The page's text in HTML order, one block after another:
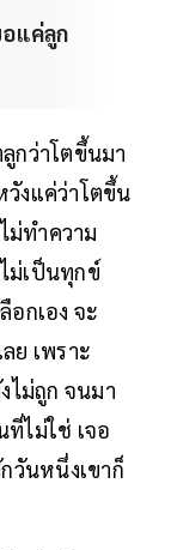
แค่ลูก
กว่าโตขึ้นมา
วังแค่ว่าโตขึ้น
ม่ทำความ
ม่เป็นทุกข์
อกเอง จะ
ย เพราะ
ไม่ถูก จนมา
ไม่ใช่ เจอ
วันหนึ่งเขาก็